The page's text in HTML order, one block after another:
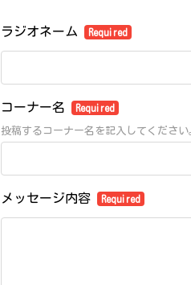
ラジオネーム Required
コーナー名 Required
投稿するコーナー名を記入してください
メッセージ内容 Required